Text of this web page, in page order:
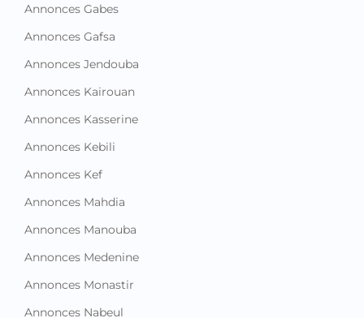
Annonces Gabes
Annonces Gafsa
Annonces Jendouba
Annonces Kairouan
Annonces Kasserine
Annonces Kebili
Annonces Kef
Annonces Mahdia
Annonces Manouba
Annonces Medenine
Annonces Monastir
Annonces Nabeul